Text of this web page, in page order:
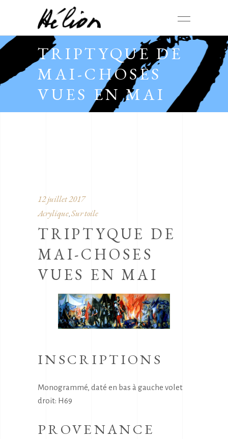
TRIPTYQUE DE
MAI-CHOSES
VUES EN MAI
12 juillet 2017
Acrylique, Sur toile
TRIPTYQUE DE
MAI-CHOSES
VUES EN MAI
INSCRIPTIONS
Monogrammé, daté en bas à gauche volet
droit: H69
PROVENANCE